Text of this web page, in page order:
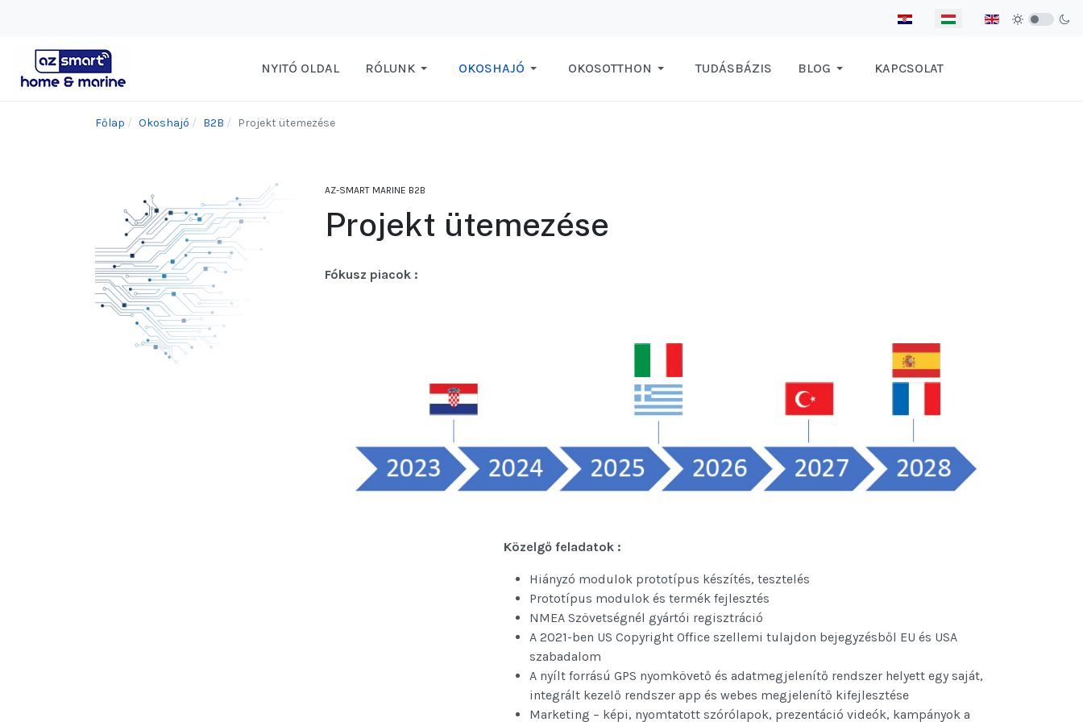
Válasszon nyelvet
NYITÓ OLDAL RÓLUNK OKOSHAJÓ OKOSOTTHON TUDÁSBÁZIS BLOG KAPCSOLAT
Főlap Okoshajó B2B Projekt ütemezése
AZ-SMART MARINE B2B
Projekt ütemezése
Fókusz piacok :
Közelgő feladatok :
Hiányzó modulok prototípus készítés, tesztelés
Prototípus modulok és termék fejlesztés
NMEA Szövetségnél gyártói regisztráció
A 2021-ben US Copyright Office szellemi tulajdon bejegyzésből EU és USA
szabadalom
A nyílt forrású GPS nyomkövető és adatmegjelenítő rendszer helyett egy saját,
integrált kezelő rendszer app és webes megjelenítő kifejlesztése
Marketing – képi, nyomtatott szórólapok, prezentáció videók, kampányok a